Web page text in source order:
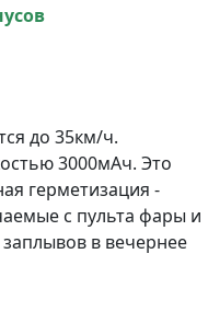
до 35км/ч.
3000мАч. Это
герметизация -
с пульта фары и
в вечернее